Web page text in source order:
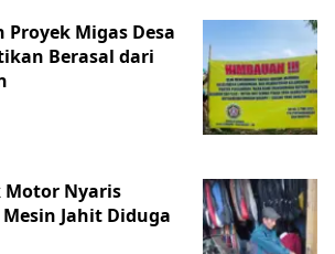
Migas Desa
Berasal dari
Motor Nyaris
Jahit Diduga